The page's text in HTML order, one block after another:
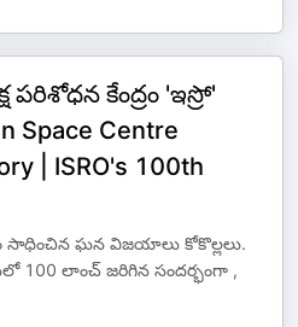
కేంద్రం 'ఇస్రో'
Centre
| ISRO's 100th
సాధించిన ఘన విజయాలు కోకొల్లలు.
100 లాంచ్ జరిగిన సందర్భంగా ,